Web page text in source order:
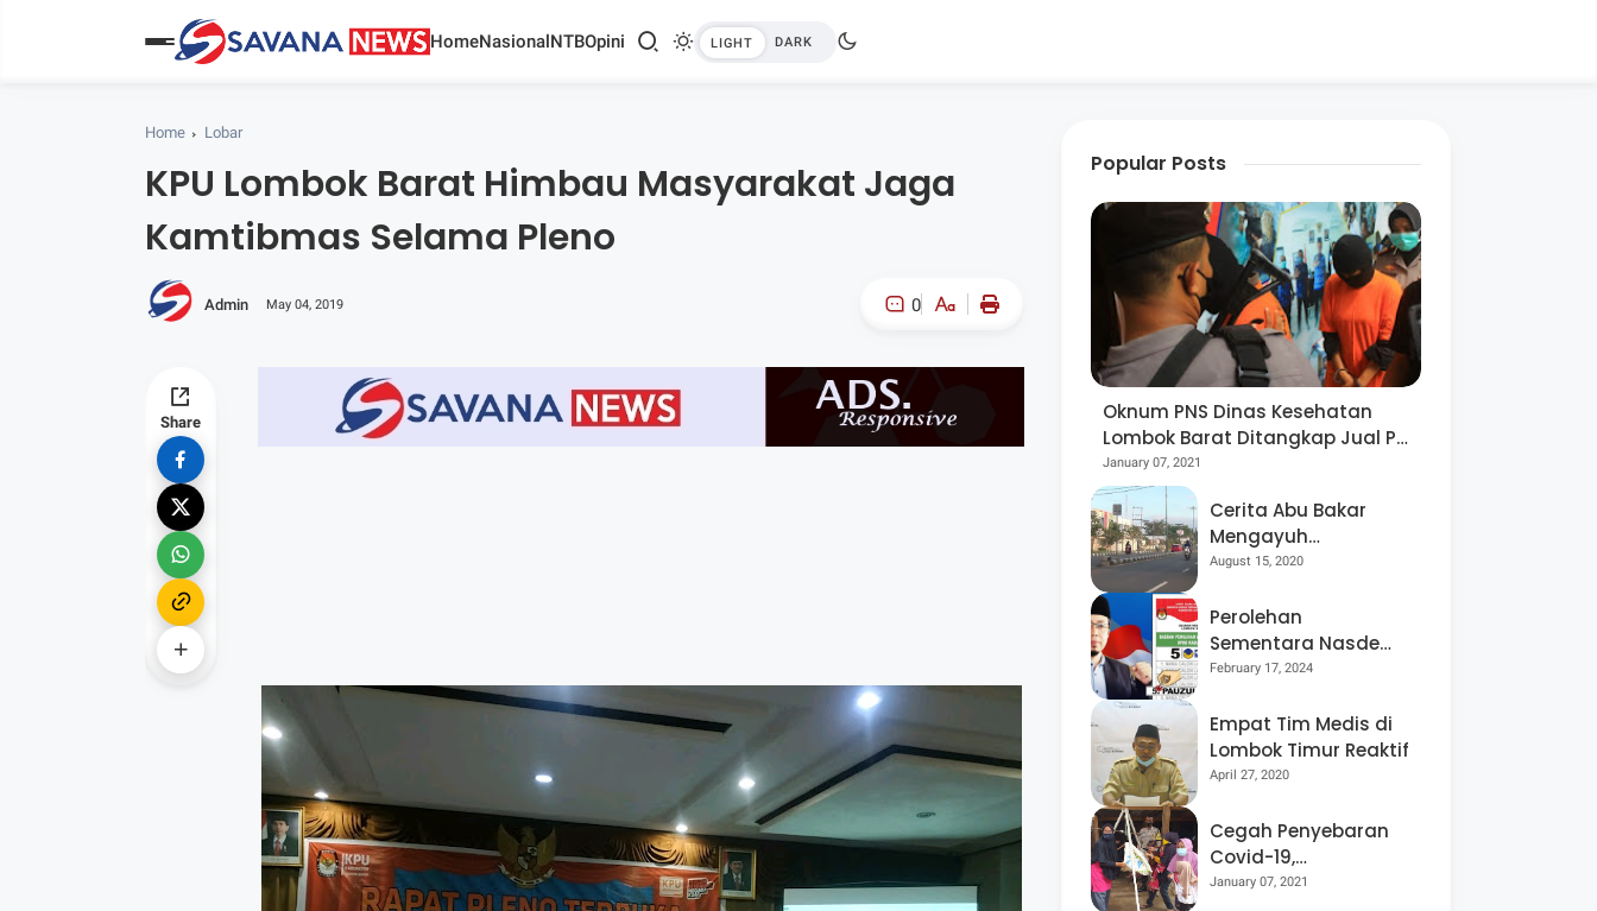
HomeNasionalNTBOpini
Home Lobar
KPU Lombok Barat Himbau Masyarakat Jaga
Kamtibmas Selama Pleno
Admin May 04, 2019 0
A-
Share
Popular Posts
Oknum PNS Dinas Kesehatan
Lombok Barat Ditangkap Jual Pil
Ekstasi
January 07, 2021
Cerita Abu Bakar
Mengayuh
Sepedanya Selama
Menggelorakan
Kemerdekaan
August 15, 2020
Perolehan
Sementara Nasdem
Lobar Tertinggi,
Berpeluang “Rebut”
Kursi Dapil 3
February 17, 2024
Empat Tim Medis di
Lombok Timur Reaktif
April 27, 2020
Cegah Penyebaran
Covid-19,
Bhabinkamtibmas
January 07, 2021